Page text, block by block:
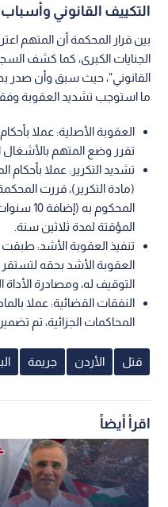
التكييف القانوني
بين قرار المحكمة أن المتهم
الجنايات الكبرى، كما كشف
القانوني"، حيث سبق وأن صدر
ما استوجب تشديد العقوبة وفقا
تقرر وضع المتهم
(مادة التكرير)، قررت
المحكوم
المؤقتة لمدة ثلاثين سنة.
التوقيف له، ومصادرة
المحاكمات الجزائية، تم
قتل الأردن جريمة
اقرأ أيضاً